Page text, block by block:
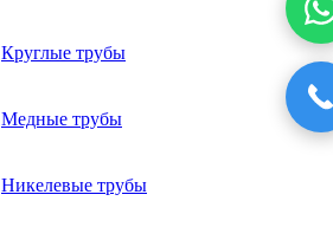
Круглые трубы
Медные трубы
Никелевые трубы